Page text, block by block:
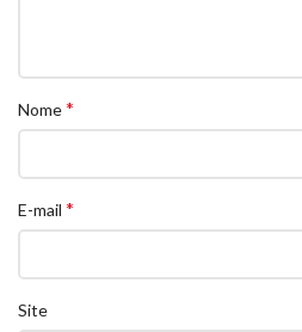
Nome*
E-mail *
Site